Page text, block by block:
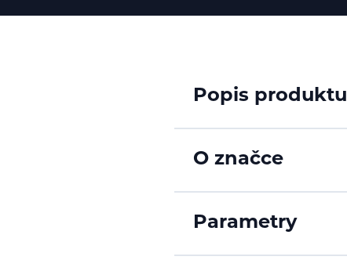
Popis produktu
O značce
Parametry